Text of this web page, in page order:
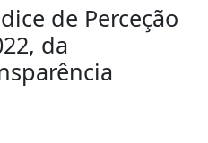
de Perceção
da